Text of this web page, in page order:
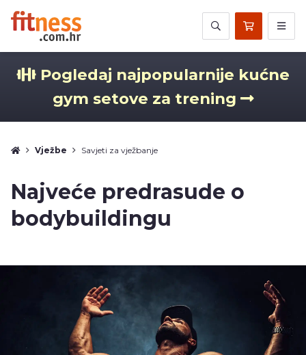
Pogledaj najpopularnije kućne
gym setove za trening
Vježbe Savjeti za vježbanje
Najveće predrasude o
bodybuildingu